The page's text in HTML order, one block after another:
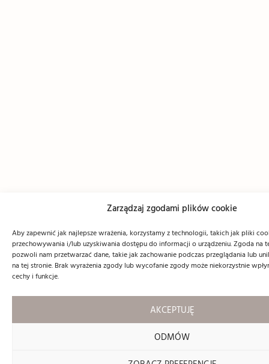
Zarządzaj zgodami plików cookie
Aby zapewnić jak najlepsze wrażenia, korzystamy z technologii, takich jak pliki
przechowywania i/lub uzyskiwania dostępu do informacji o urządzeniu. Zgoda na
pozwoli nam przetwarzać dane, takie jak zachowanie podczas przeglądania lub
na tej stronie. Brak wyrażenia zgody lub wycofanie zgody może niekorzystnie
cechy i funkcje.
AKCEPTUJĘ
ODMÓW